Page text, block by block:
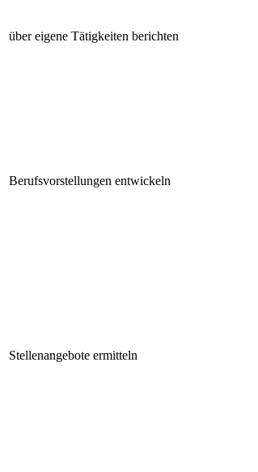
über eigene Tätigkeiten berichten
Berufsvorstellungen entwickeln
Stellenangebote ermitteln